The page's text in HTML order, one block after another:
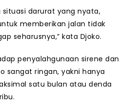
situasi darurat yang nyata,
memberikan jalan tidak
seharusnya,” kata Djoko.
penyalahgunaan sirene dan
sangat ringan, yakni hanya
satu bulan atau denda